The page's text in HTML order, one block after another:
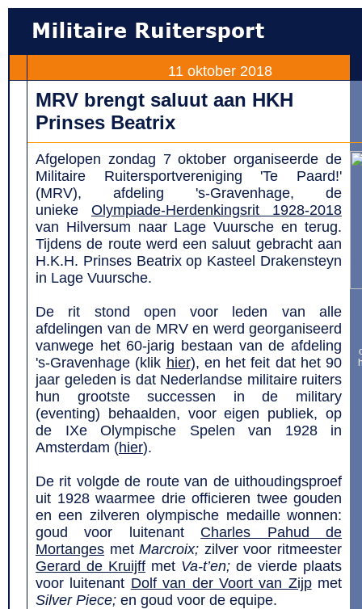
11 oktober 2018
MRV brengt saluut aan HKH
Prinses Beatrix
Afgelopen zondag 7 oktober organiseerde de
Militaire Ruitersportvereniging 'Te Paard!'
(MRV), afdeling 's-Gravenhage, de
unieke Olympiade-Herdenkingsrit 1928-2018
van Hilversum naar Lage Vuursche en terug.
Tijdens de route werd een saluut gebracht aan
H.K.H. Prinses Beatrix op Kasteel Drakensteyn
in Lage Vuursche.
De rit stond open voor leden van alle
afdelingen van de MRV en werd georganiseerd
vanwege het 60-jarig bestaan van de afdeling
's-Gravenhage (klik hier), en het feit dat het 90
jaar geleden is dat Nederlandse militaire ruiters
hun grootste successen in de military
(eventing) behaalden, voor eigen publiek, op
de IXe Olympische Spelen van 1928 in
Amsterdam (hier).
De rit volgde de route van de uithoudingsproef
uit 1928 waarmee drie officieren twee gouden
en een zilveren olympische medaille wonnen:
goud voor luitenant Charles Pahud de
Mortanges metMarcroix; zilver voor ritmeester
Gerard de Kruijff met Va-t’en; de vierde plaats
voor luitenant Dolf van der Voort van Zijpmet
Silver Piece; en goud voor de equipe.